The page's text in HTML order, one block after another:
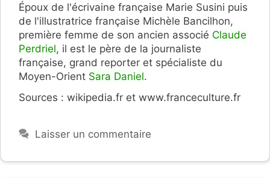
Époux de l'écrivaine française Marie Susini puis
de l'illustratrice française Michèle Bancilhon,
première femme de son ancien associé Claude
Perdriel, il est le père de la journaliste
française, grand reporter et spécialiste du
Moyen-Orient Sara Daniel.
Sources : wikipedia.fr et www.franceculture.fr
Laisser un commentaire